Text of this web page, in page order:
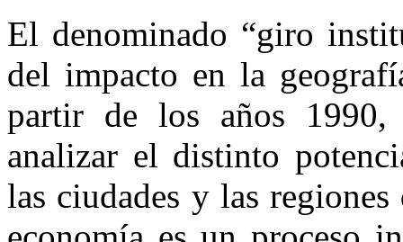
El denominado “giro
del impacto en la
partir de los años
analizar el distinto
las ciudades y las